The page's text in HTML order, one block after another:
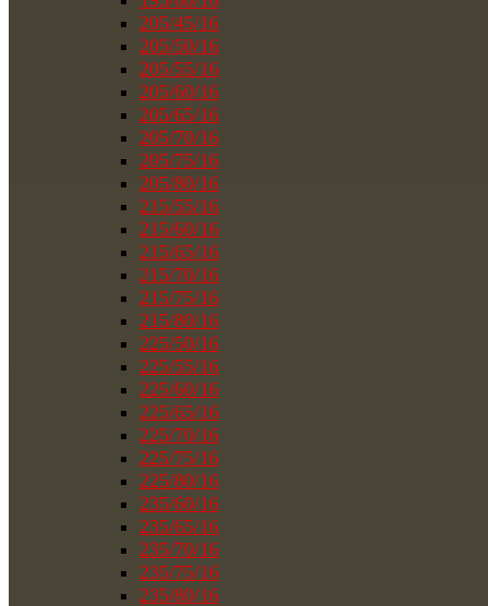
205/45/16
205/50/16
205/55/16
205/60/16
205/65/16
205/70/16
205/75/16
205/80/16
215/55/16
215/60/16
215/65/16
215/70/16
215/75/16
215/80/16
225/50/16
225/55/16
225/60/16
225/65/16
225/70/16
225/75/16
225/80/16
235/60/16
235/65/16
235/70/16
235/75/16
235/80/16